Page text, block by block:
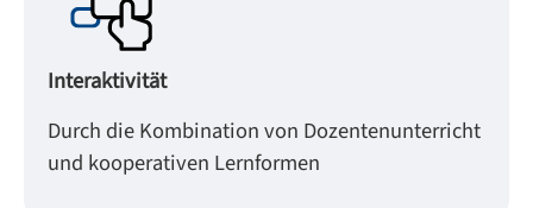
Interaktivität
Durch die Kombination von Dozentenunterricht
und kooperativen Lernformen